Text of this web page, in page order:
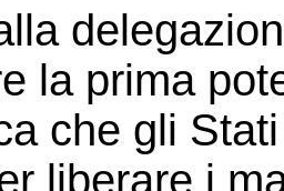
la prima
che gli
liberare i